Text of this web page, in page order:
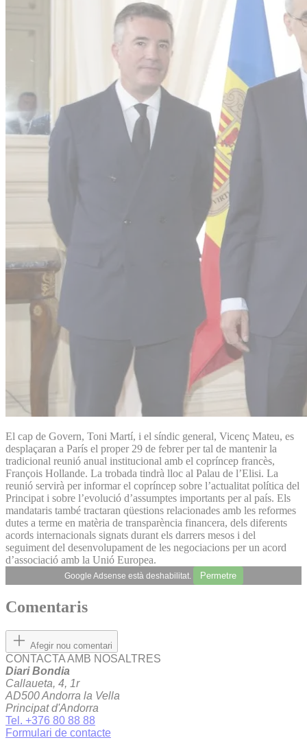
El cap de Govern, Toni Martí, i el síndic general, Vicenç Mateu, es
desplaçaran a París el proper 29 de febrer per tal de mantenir la
tradicional reunió anual institucional amb el copríncep francès,
François Hollande. La trobada tindrà lloc al Palau de l’Elisi. La
reunió servirà per informar el copríncep sobre l’actualitat política del
Principat i sobre l’evolució d’assumptes importants per al país. Els
mandataris també tractaran qüestions relacionades amb les reformes
dutes a terme en matèria de transparència financera, dels diferents
acords internacionals signats durant els darrers mesos i del
seguiment del desenvolupament de les negociacions per un acord
d’associació amb la Unió Europea.
Google Adsense està deshabilitat. Permetre
Comentaris
Afegir nou comentari
CONTACTA AMB NOSALTRES
Diari Bondia
Callaueta, 4, 1r
AD500 Andorra la Vella
Principat d'Andorra
Tel. +376 80 88 88
Formulari de contacte